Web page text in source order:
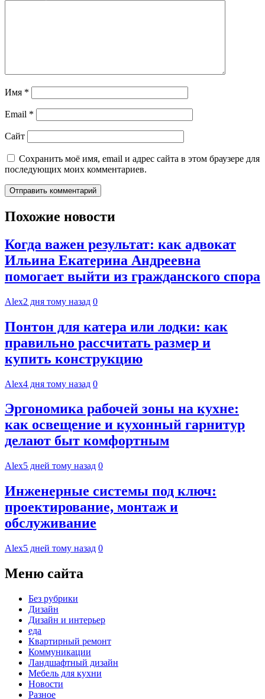
Имя *
Email *
Сайт
Сохранить моё имя, email и адрес сайта в этом браузере для
последующих моих комментариев.
Похожие новости
Когда важен результат: как адвокат
Ильина Екатерина Андреевна
помогает выйти из гражданского спора
Alex2 дня тому назад 0
Понтон для катера или лодки: как
правильно рассчитать размер и
купить конструкцию
Alex4 дня тому назад 0
Эргономика рабочей зоны на кухне:
как освещение и кухонный гарнитур
делают быт комфортным
Alex5 дней тому назад 0
Инженерные системы под ключ:
проектирование, монтаж и
обслуживание
Alex5 дней тому назад 0
Меню сайта
Без рубрики
Дизайн
Дизайн и интерьер
еда
Квартирный ремонт
Коммуникации
Ландшафтный дизайн
Мебель для кухни
Новости
Разное